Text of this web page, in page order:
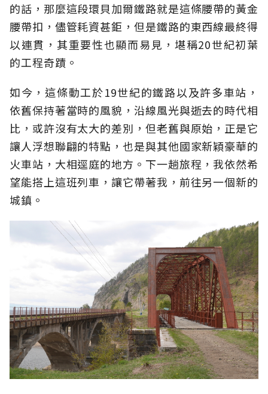
的話，那麼這段環貝加爾鐵路就是這條腰帶的黃金
腰帶扣，儘管耗資甚鉅，但是鐵路的東西線最終得
以連貫，其重要性也顯而易見，堪稱20世紀初葉
的工程奇蹟。
如今，這條動工於19世紀的鐵路以及許多車站，
依舊保持著當時的風貌，沿線風光與逝去的時代相
比，或許沒有太大的差別，但老舊與原始，正是它
讓人浮想聯翩的特點，也是與其他國家新穎豪華的
火車站，大相逕庭的地方。下一趟旅程，我依然希
望能搭上這班列車，讓它帶著我，前往另一個新的
城鎮。